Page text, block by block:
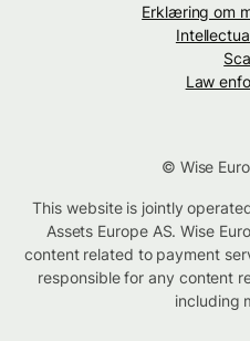
Erklæring om
Law
© Wise
This website is jointly
Assets Europe AS. Wise
content related to payment
responsible for any content
including